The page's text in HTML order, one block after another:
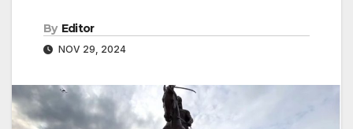
By Editor
NOV 29, 2024